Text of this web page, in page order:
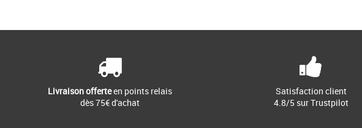
Livraison offerteen points relais
dès 75€ d'achat
Satisfaction client
4.8/5 sur Trustpilot